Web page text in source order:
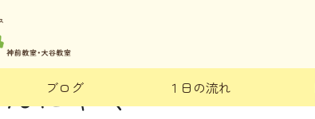
ブログ １日の流れ
にゃく